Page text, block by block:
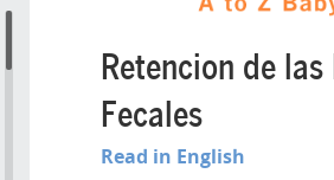
Retencion de las
Fecales
Read in English